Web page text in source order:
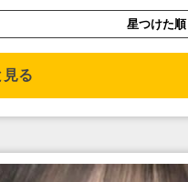
星つけた順
見る